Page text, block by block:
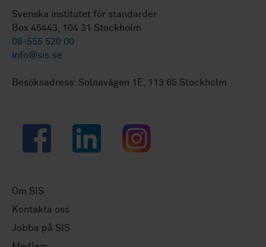
Svenska institutet för standarder
Box 45443, 104 31 Stockholm
08-555 520 00
info@sis.se
Besöksadress: Solnavägen 1E, 113 65 Stockholm
Facebook LinkedIn Instagram
Om SIS
Kontakta oss
Jobba på SIS